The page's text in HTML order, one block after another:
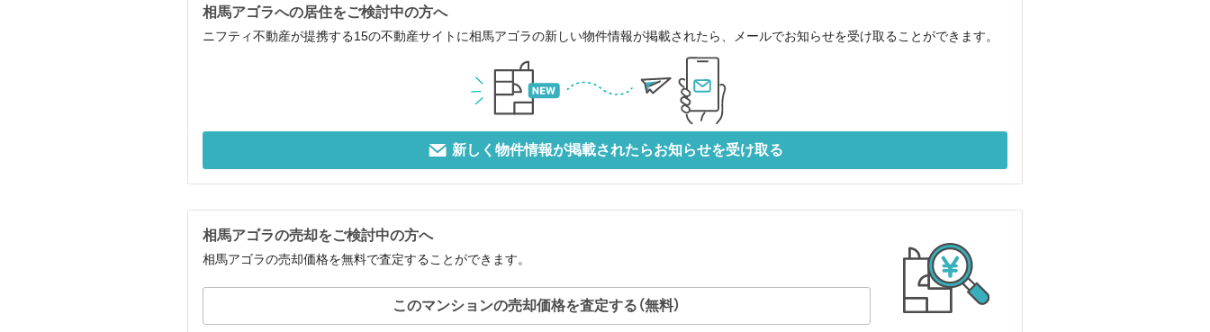
相馬アゴラへの居住をご検討中の方へ
ニフティ不動産が提携する15の不動産サイトに相馬アゴラの新しい物件情報が掲載されたら、メールでお知らせを受け取ることができます。
新しく物件情報が掲載されたらお知らせを受け取る
相馬アゴラの売却をご検討中の方へ
相馬アゴラの売却価格を無料で査定することができます。
このマンションの売却価格を査定する（無料）